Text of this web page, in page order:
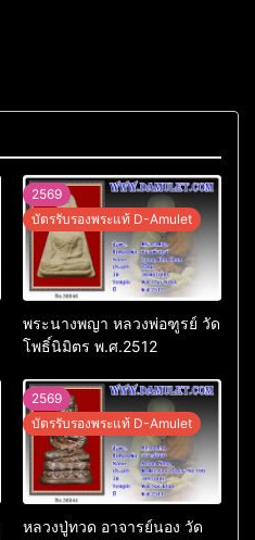
2569
บัตรรับรองพระแท้ D-Amulet
พระนางพญา หลวงพ่อฑูรย์ วัด
โพธิ์นิมิตร พ.ศ.2512
2569
บัตรรับรองพระแท้ D-Amulet
หลวงปู่ทวด อาจารย์นอง วัด